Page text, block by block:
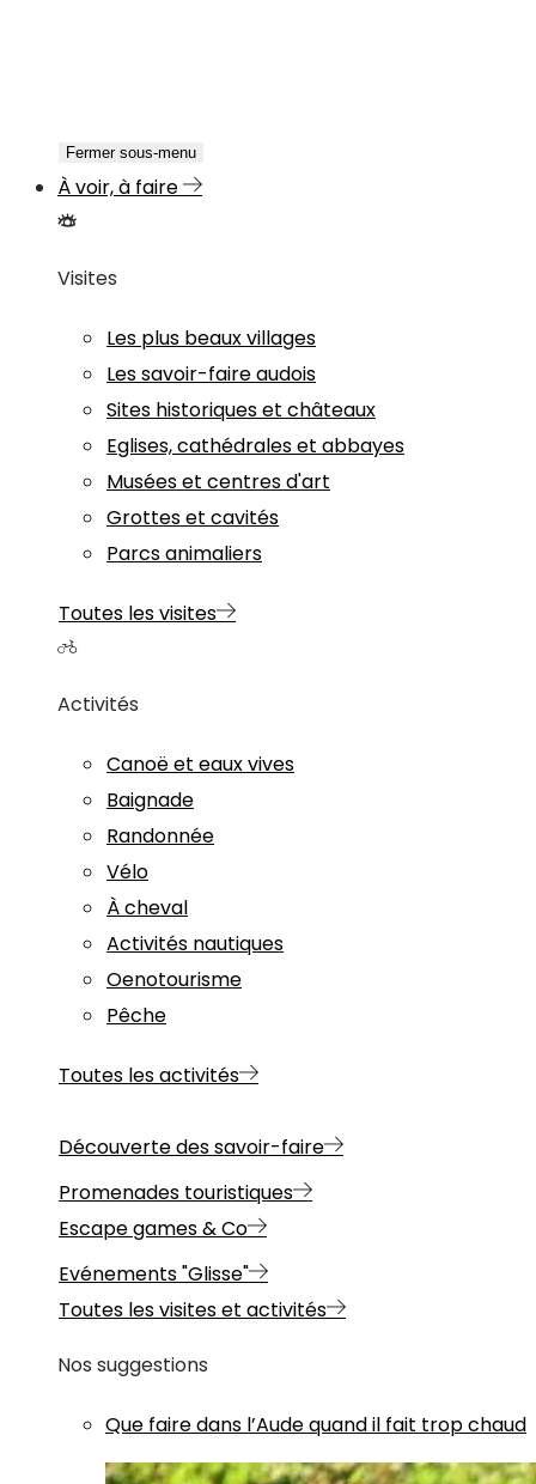
Fermer sous-menu
À voir, à faire
Visites
Les plus beaux villages
Les savoir-faire audois
Sites historiques et châteaux
Eglises, cathédrales et abbayes
Musées et centres d'art
Grottes et cavités
Parcs animaliers
Toutes les visites
Activités
Canoë et eaux vives
Baignade
Randonnée
Vélo
À cheval
Activités nautiques
Oenotourisme
Pêche
Toutes les activités
Découverte des savoir-faire
Promenades touristiques
Escape games & Co
Evénements "Glisse"
Toutes les visites et activités
Nos suggestions
Que faire dans l’Aude quand il fait trop chaud